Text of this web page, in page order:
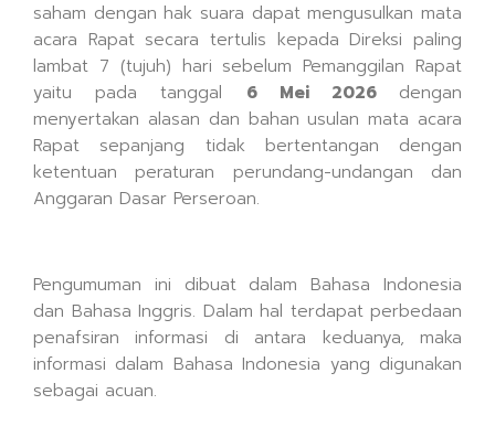
saham dengan hak suara dapat mengusulkan mata
acara Rapat secara tertulis kepada Direksi paling
lambat 7 (tujuh) hari sebelum Pemanggilan Rapat
yaitu pada tanggal 6 Mei 2026
dengan
menyertakan alasan dan bahan usulan mata acara
Rapat sepanjang tidak bertentangan dengan
ketentuan peraturan perundang-undangan dan
Anggaran Dasar Perseroan.
Pengumuman ini dibuat dalam Bahasa Indonesia
dan Bahasa Inggris. Dalam hal terdapat perbedaan
penafsiran informasi di antara keduanya, maka
informasi dalam Bahasa Indonesia yang digunakan
sebagai acuan.